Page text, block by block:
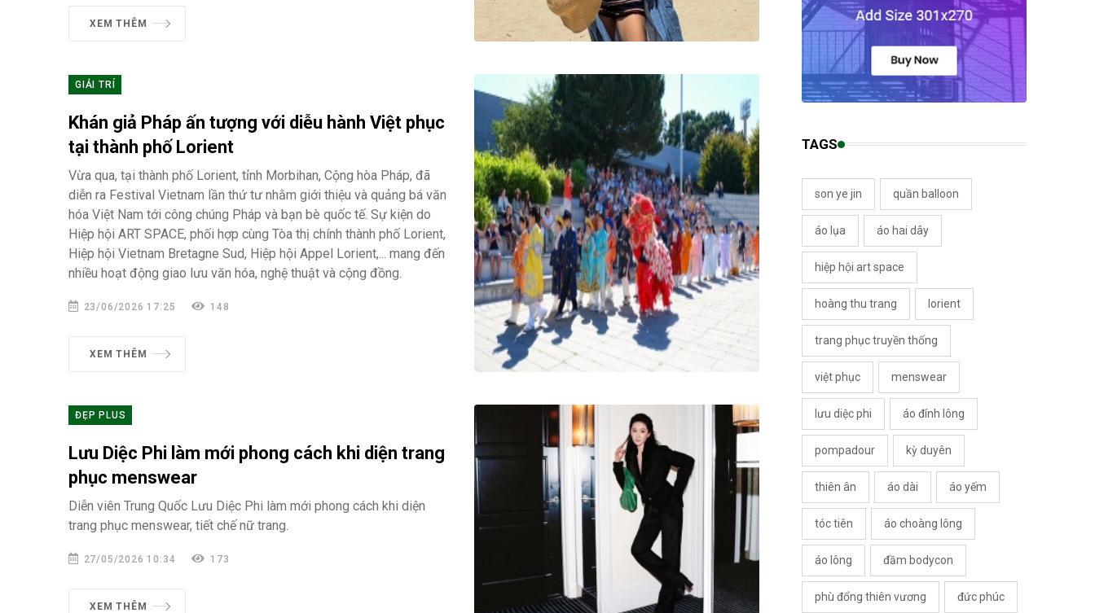
XEM THÊM
GIẢI TRÍ
Khán giả Pháp ấn tượng với diễu hành Việt phục
tại thành phố Lorient
Vừa qua, tại thành phố Lorient, tỉnh Morbihan, Cộng hòa Pháp, đã
diễn ra Festival Vietnam lần thứ tư nhằm giới thiệu và quảng bá văn
hóa Việt Nam tới công chúng Pháp và bạn bè quốc tế. Sự kiện do
Hiệp hội ART SPACE, phối hợp cùng Tòa thị chính thành phố Lorient,
Hiệp hội Vietnam Bretagne Sud, Hiệp hội Appel Lorient,... mang đến
nhiều hoạt động giao lưu văn hóa, nghệ thuật và cộng đồng.
23/06/2026 17:25 148
XEM THÊM
ĐẸP PLUS
Lưu Diệc Phi làm mới phong cách khi diện trang
phục menswear
Diễn viên Trung Quốc Lưu Diệc Phi làm mới phong cách khi diện
trang phục menswear, tiết chế nữ trang.
27/05/2026 10:34 173
XEM THÊM
TAGS
son ye jin quần balloon
áo lụa áo hai dây
hiệp hội art space
hoàng thu trang lorient
trang phục truyền thống
việt phục menswear
lưu diệc phi áo đính lông
pompadour kỳ duyên
thiên ân áo dài áo yếm
tóc tiên áo choàng lông
áo lông đầm bodycon
phù đổng thiên vương đức phúc